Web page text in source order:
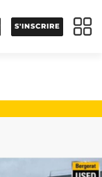
S'INSCRIRE